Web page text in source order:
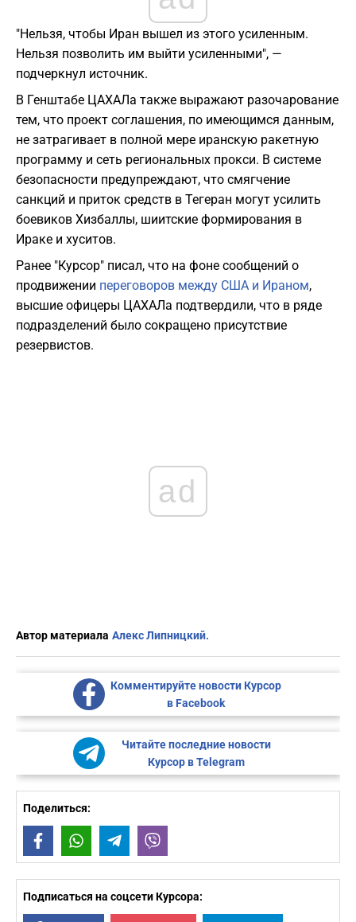
"Нельзя, чтобы Иран вышел из этого усиленным.
Нельзя позволить им выйти усиленными", —
подчеркнул источник.
В Генштабе ЦАХАЛа также выражают разочарование
тем, что проект соглашения, по имеющимся данным,
не затрагивает в полной мере иранскую ракетную
программу и сеть региональных прокси. В системе
безопасности предупреждают, что смягчение
санкций и приток средств в Тегеран могут усилить
боевиков Хизбаллы, шиитские формирования в
Ираке и хуситов.
Ранее "Курсор" писал, что на фоне сообщений о
продвижении переговоров между США и Ираном,
высшие офицеры ЦАХАЛа подтвердили, что в ряде
подразделений было сокращено присутствие
резервистов.
ad
Автор материала Алекс Липницкий.
Комментируйте новости Курсор
в Facebook
Читайте последние новости
Курсор в Telegram
Поделиться:
FacebookWhatsAppTelegram
Подписаться на соцсети Курсора: